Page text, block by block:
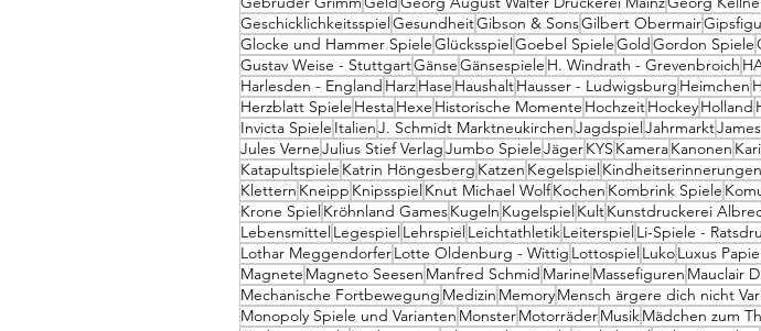
GeschicklichkeitsspielGesundheitGibson & SonsGilbert Obermair
Glocke und Hammer SpieleGlücksspielGoebel SpieleGoldGordon Spiele
Gustav Weise - StuttgartGänseGänsespiele H. Windrath - Grevenbroich
Harlesden - England HarzHase HaushaltHausser - Ludwigsburg Heimchen
Herzblatt Spiele HestaHexe Historische Momente HochzeitHockeyHolland
Invicta Spiele ItalienJ. Schmidt MarktneukirchenJagdspielJahrmarkt
Jules VerneJulius Stief VerlagJumbo SpieleJägerKYS KameraKanonen
Katapultspiele Katrin Höngesberg Katzen KegelspielKindheitserinnerungen
Klettern Kneipp KnipsspielKnut Michael WolfKochen Kombrink Spiele
Krone SpielKröhnland GamesKugeln KugelspielKultKunstdruckerei
LebensmittelLegespielLehrspielLeichtathletikLeiterspielLi-Spiele -
Lothar MeggendorferLotte Oldenburg - Wittig LottospielLukoLuxus
Magnete Magneto Seesen Manfred Schmid Marine Massefiguren Mauclair
Mechanische Fortbewegung Medizin MemoryMensch ärgere dich nicht
Monopoly Spiele und Varianten MonsterMotorräderMusikMädchen zum